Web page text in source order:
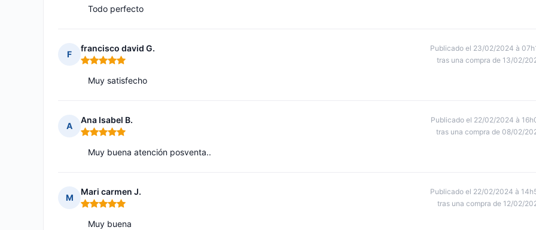
Todo perfecto
F
francisco david G.
Nota: 5 de 5
Publicado el 23/02/2024 à
tras una compra de 13/02/
Muy satisfecho
A
Ana Isabel B.
Nota: 5 de 5
Publicado el 22/02/2024 à
tras una compra de 08/02/
Muy buena atención posventa..
M
Mari carmen J.
Nota: 5 de 5
Publicado el 22/02/2024 à
tras una compra de 12/02/
Muy buena